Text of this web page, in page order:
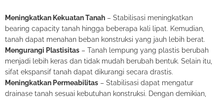
Meningkatkan Kekuatan Tanah – Stabilisasi meningkatkan
bearing capacity tanah hingga beberapa kali lipat. Kemudian,
tanah dapat menahan beban konstruksi yang jauh lebih berat.
Mengurangi Plastisitas – Tanah lempung yang plastis berubah
menjadi lebih keras dan tidak mudah berubah bentuk. Selain itu,
sifat ekspansif tanah dapat dikurangi secara drastis.
Meningkatkan Permeabilitas – Stabilisasi dapat mengatur
drainase tanah sesuai kebutuhan konstruksi. Dengan demikian,